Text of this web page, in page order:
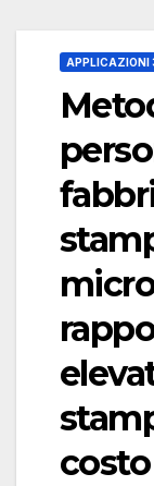
APPLICAZIONI
costo